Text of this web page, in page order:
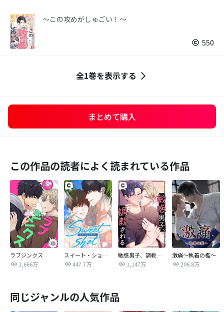
～この攻めがしゅごい！～
550
全1巻を表示する
まとめて購入
この作品の読者によく読まれている作品
ラブジンクス
1,666万
スイート・ショット
447.7万
敏感男子、調教される
1,147万
激痛～執着の檻～
206.8万
同じジャンルの人気作品